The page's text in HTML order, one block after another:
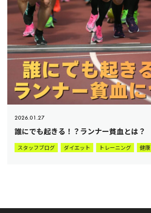
2026.01.27
誰にでも起きる！？ランナー貧血とは？
スタッフブログ ダイエット トレーニング 健康